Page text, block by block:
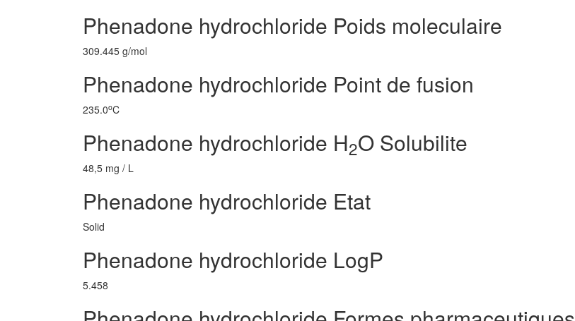
Phenadone hydrochloride Poids moleculaire
309.445 g/mol
Phenadone hydrochloride Point de fusion
235.0oC
Phenadone hydrochloride H2O Solubilite
48,5 mg / L
Phenadone hydrochloride Etat
Solid
Phenadone hydrochloride LogP
5.458